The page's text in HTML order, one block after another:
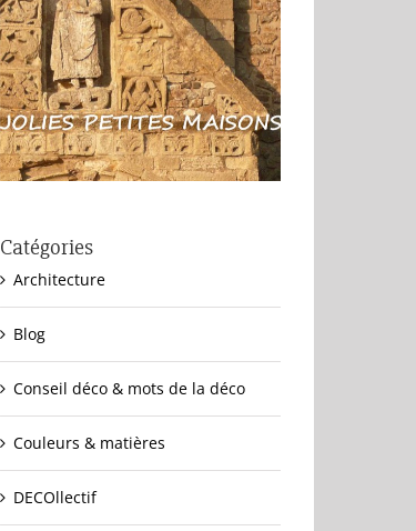
Catégories
Architecture
Blog
Conseil déco & mots de la déco
Couleurs & matières
DECOllectif